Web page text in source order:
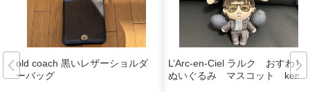
old coach 黒いレザーショルダ
ーバッグ
L’Arc-en-Ciel ラルク おすわり
ぬいぐるみ マスコット ken